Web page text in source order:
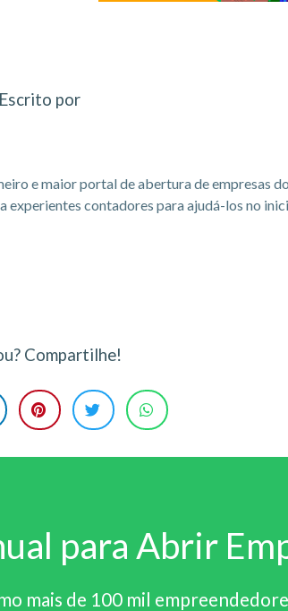
Escrito por
e maior portal de abertura de empresas
experientes contadores para ajudá-los no
Compartilhe!
para Abrir
mais de 100 mil